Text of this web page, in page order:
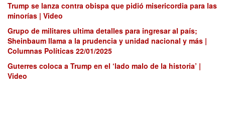
Trump se lanza contra obispa que pidió misericordia para las
minorías | Video
Grupo de militares ultima detalles para ingresar al país;
Sheinbaum llama a la prudencia y unidad nacional y más |
Columnas Políticas 22/01/2025
Guterres coloca a Trump en el ‘lado malo de la historia’ |
Video